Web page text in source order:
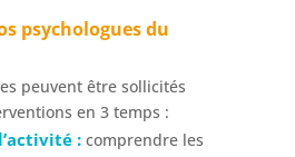
psychologues du
peuvent être sollicités
en 3 temps :
:comprendre les